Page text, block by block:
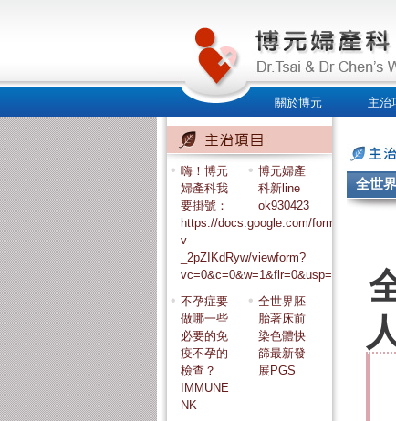
關於博元 主治
全世
嗨！博元
婦產科我
要掛號：
https://docs.google.com/forms/d/e/
v-
_2pZIKdRyw/viewform?
博元婦產
科新line
ok930423
不孕症要
做哪一些
必要的免
疫不孕的
檢查？
IMMUNE
NK
全世界胚
胎著床前
染色體快
篩最新發
展PGS